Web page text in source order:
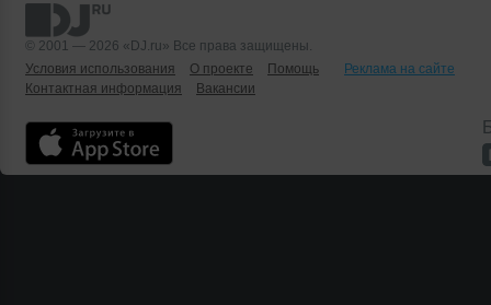
© 2001 — 2026 «DJ.ru» Все права защищены.
Условия использования
О проекте Помощь
Реклама на сайте
Контактная информация
Вакансии